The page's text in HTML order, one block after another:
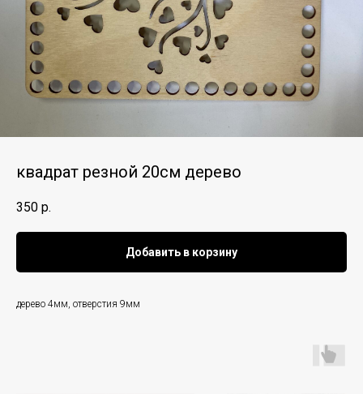
квадрат резной 20см дерево
350 р.
Добавить в корзину
дерево 4мм, отверстия 9мм